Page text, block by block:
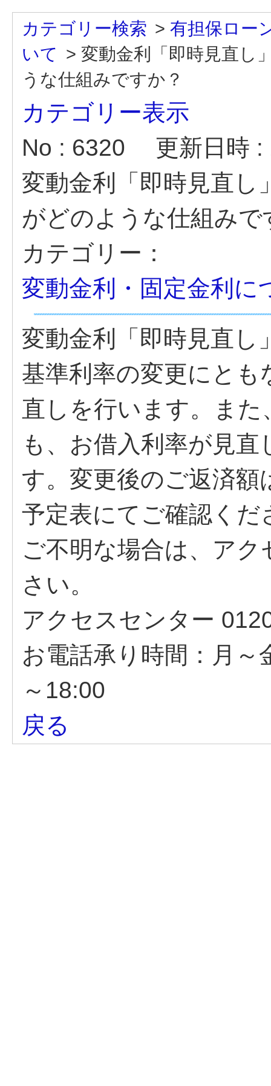
カテゴリー検索 > 有担保ロー
いて > 変動金利「即時見直し
うな仕組みですか？
カテゴリー表示
No : 6320
更新日時
変動金利「即時見直
がどのような仕組みで
カテゴリー：
変動金利・固定金利に
変動金利「即時見直し
基準利率の変更にとも
直しを行います。ま
も、お借入利率が見
す。変更後のご返済額
予定表にてご確認くだ
ご不明な場合は、ア
さい。
アクセスセンター
お電話承り時間：月～
～18:00
戻る